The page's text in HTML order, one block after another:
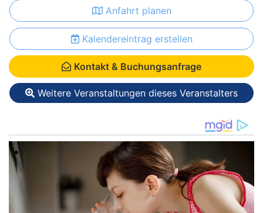
Anfahrt planen
Kalendereintrag erstellen
Kontakt & Buchungsanfrage
Weitere Veranstaltungen dieses Veranstalters